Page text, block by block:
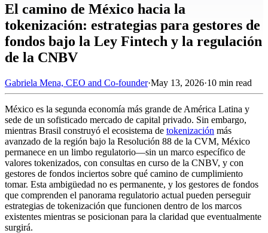
El camino de México hacia la
tokenización: estrategias para gestores de
fondos bajo la Ley Fintech y la regulación
de la CNBV
Gabriela Mena, CEO and Co-founder·May 13, 2026·10 min read
México es la segunda economía más grande de América Latina y
sede de un sofisticado mercado de capital privado. Sin embargo,
mientras Brasil construyó el ecosistema de tokenización más
avanzado de la región bajo la Resolución 88 de la CVM, México
permanece en un limbo regulatorio—sin un marco específico de
valores tokenizados, con consultas en curso de la CNBV, y con
gestores de fondos inciertos sobre qué camino de cumplimiento
tomar. Esta ambigüedad no es permanente, y los gestores de fondos
que comprenden el panorama regulatorio actual pueden perseguir
estrategias de tokenización que funcionen dentro de los marcos
existentes mientras se posicionan para la claridad que eventualmente
surgirá.